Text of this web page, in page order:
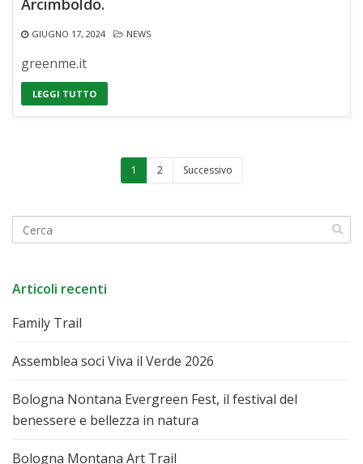
GIUGNO 17, 2024 NEWS
greenme.it
LEGGI TUTTO
1 2 Successivo
Articoli recenti
Family Trail
Assemblea soci Viva il Verde 2026
Bologna Nontana Evergreen Fest, il festival del
benessere e bellezza in natura
Bologna Montana Art Trail